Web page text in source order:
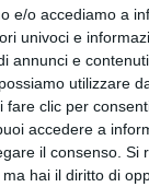
e/o accediamo a
univoci e
annunci e
utilizzare
clic per
accedere a
il consenso. Si
hai il diritto di
social, la
per le strade